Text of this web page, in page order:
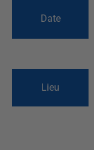
Date
Lieu